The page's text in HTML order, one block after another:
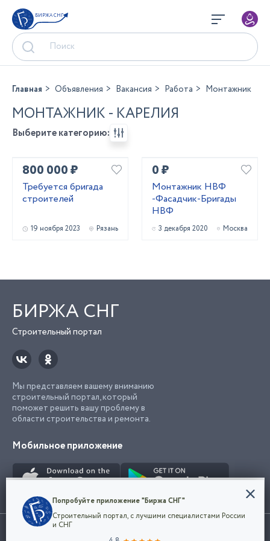
БИРЖА СНГ
Главная Объявления Вакансия Работа Монтажник
МОНТАЖНИК - КАРЕЛИЯ
Выберите категорию:
800 000 ₽
Требуется бригада
строителей
19 ноября 2023 Рязань
0 ₽
Монтажник НВФ
-Фасадчик-Бригады
НВФ
3 декабря 2020 Москва
БИРЖА СНГ
Строительный портал
Мы представляем вашему вниманию
строительный портал, который
поможет решить вашу проблему в
области строительства и ремонта.
Мобильное приложение
Использование сайта, в том числе подача объявлений, означает
Конфиденциальность
Мы используем файлы cookie, чтобы сделать
наш сайт удобным для каждого
Попробуйте приложение "Биржа СНГ"
Строительный портал, с лучшими специалистами России
и СНГ